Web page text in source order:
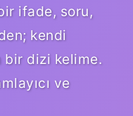
ifade, soru,
kendi
bir dizi kelime.
ve